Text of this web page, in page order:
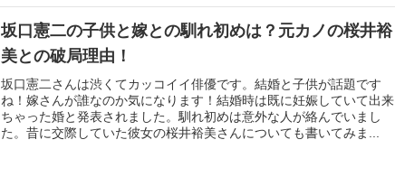
坂口憲二の子供と嫁との馴れ初めは？元カノの桜井裕
美との破局理由！
坂口憲二さんは渋くてカッコイイ俳優です。結婚と子供が話題です
ね！嫁さんが誰なのか気になります！結婚時は既に妊娠していて出来
ちゃった婚と発表されました。馴れ初めは意外な人が絡んでいまし
た。昔に交際していた彼女の桜井裕美さんについても書いてみま...